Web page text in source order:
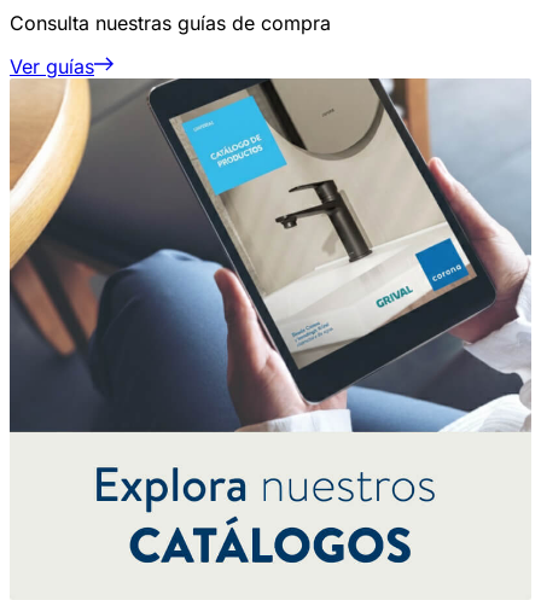
Consulta nuestras guías de compra
Ver guías